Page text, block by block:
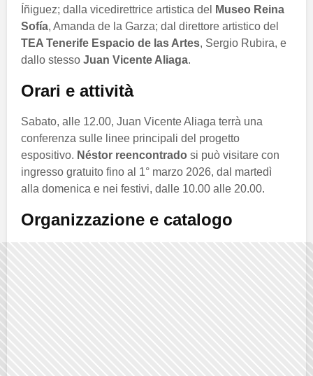
Íñiguez; dalla vicedirettrice artistica del
Museo Reina
Sofía, Amanda de la Garza; dal direttore artistico del
TEA Tenerife Espacio de las Artes, Sergio Rubira, e
dallo stesso Juan Vicente Aliaga.
Orari e attività
Sabato, alle 12.00, Juan Vicente Aliaga terrà una
conferenza sulle linee principali del progetto
espositivo. Néstor reencontrado si può visitare con
ingresso gratuito fino al 1° marzo 2026, dal martedì
alla domenica e nei festivi, dalle 10.00 alle 20.00.
Organizzazione e catalogo